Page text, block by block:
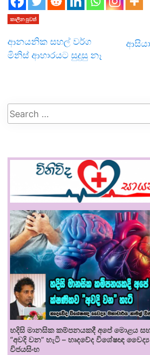
කාලීන පුවත්
ආනයනික සහල් වර්ග
මිනිස් ආහාරයට සුදුසු නෑ
හදිසි මානසික කම්පනයකදී අපේ මොළය
“අවදි වන” හැටි – හෘදවේද විශේෂඥ
විජයසිංහ